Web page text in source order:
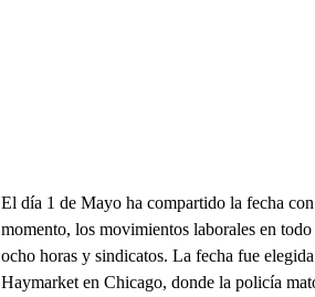
El día 1 de Mayo ha compartido la fecha
momento, los movimientos laborales en
ocho horas y sindicatos. La fecha fue
Haymarket en Chicago, donde la policía